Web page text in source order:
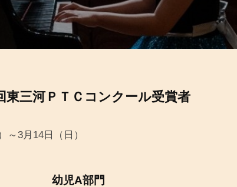
東三河ＰＴＣコンクール受賞者
～3月14日（日）
幼児A部門